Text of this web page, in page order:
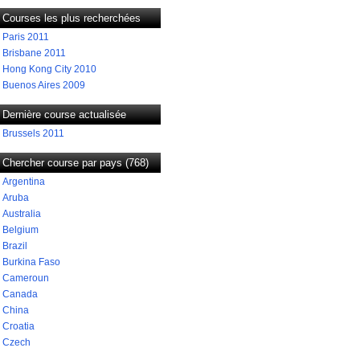
Courses les plus recherchées
Paris 2011
Brisbane 2011
Hong Kong City 2010
Buenos Aires 2009
Dernière course actualisée
Brussels 2011
Chercher course par pays (768)
Argentina
Aruba
Australia
Belgium
Brazil
Burkina Faso
Cameroun
Canada
China
Croatia
Czech